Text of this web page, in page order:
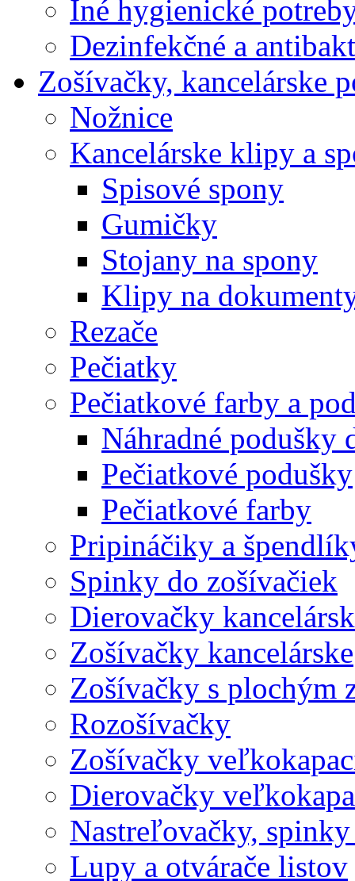
Iné hygienické
Dezinfekčné a
Zošívačky, kancelárske
Nožnice
Kancelárske klipy a
Spisové spony
Gumičky
Stojany na spony
Klipy na
Rezače
Pečiatky
Pečiatkové farby a
Náhradné podušky
Pečiatkové podušky
Pečiatkové farby
Pripináčiky a
Spinky do zošívačiek
Dierovačky
Zošívačky kancelárske
Zošívačky s plochým
Rozošívačky
Zošívačky
Dierovačky
Nastreľovačky,
Lupy a otvárače listov